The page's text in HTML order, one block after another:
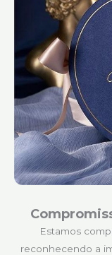
Estamos
reconhecendo a